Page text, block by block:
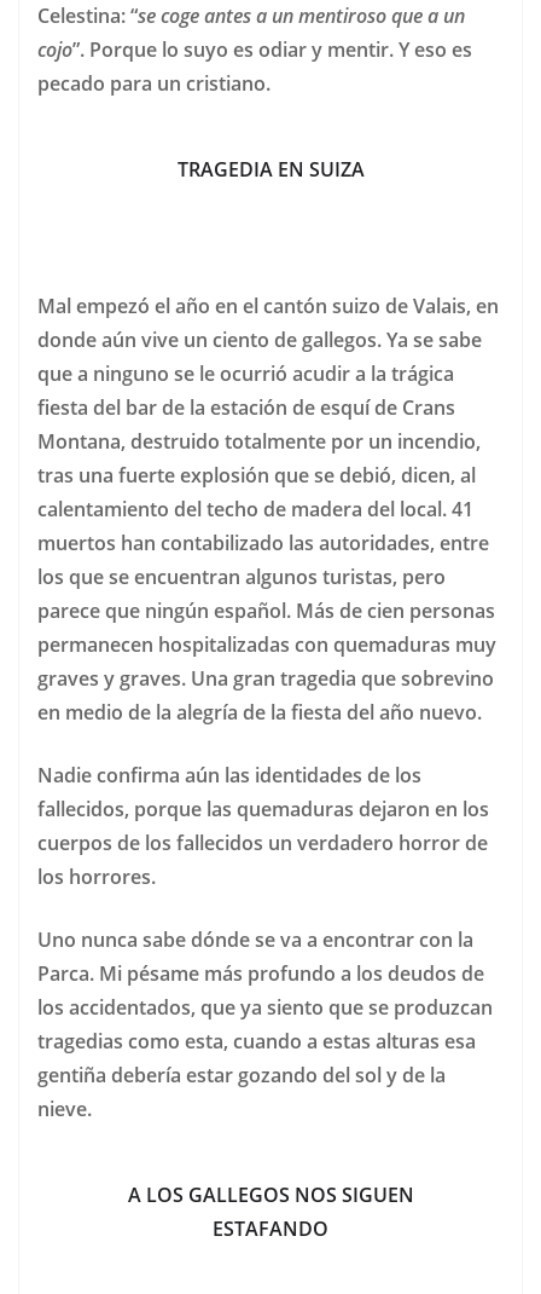
Celestina: “se coge antes a un mentiroso que a un
cojo”. Porque lo suyo es odiar y mentir. Y eso es
pecado para un cristiano.
TRAGEDIA EN SUIZA
Mal empezó el año en el cantón suizo de Valais, en
donde aún vive un ciento de gallegos. Ya se sabe
que a ninguno se le ocurrió acudir a la trágica
fiesta del bar de la estación de esquí de Crans
Montana, destruido totalmente por un incendio,
tras una fuerte explosión que se debió, dicen, al
calentamiento del techo de madera del local. 41
muertos han contabilizado las autoridades, entre
los que se encuentran algunos turistas, pero
parece que ningún español. Más de cien personas
permanecen hospitalizadas con quemaduras muy
graves y graves. Una gran tragedia que sobrevino
en medio de la alegría de la fiesta del año nuevo.
Nadie confirma aún las identidades de los
fallecidos, porque las quemaduras dejaron en los
cuerpos de los fallecidos un verdadero horror de
los horrores.
Uno nunca sabe dónde se va a encontrar con la
Parca. Mi pésame más profundo a los deudos de
los accidentados, que ya siento que se produzcan
tragedias como esta, cuando a estas alturas esa
gentiña debería estar gozando del sol y de la
nieve.
A LOS GALLEGOS NOS SIGUEN
ESTAFANDO